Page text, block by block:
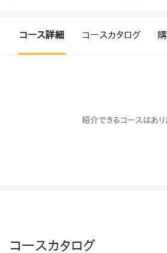
コース詳細 コースカタログ
紹介できるコースはあり
コースカタログ